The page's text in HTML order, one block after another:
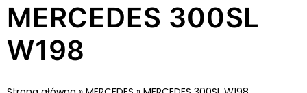
MERCEDES 300SL
W198